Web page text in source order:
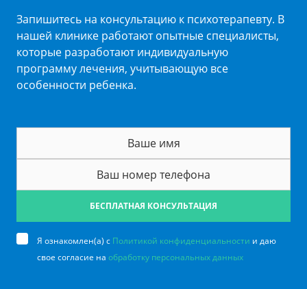
Запишитесь на консультацию к психотерапевту. В
нашей клинике работают опытные специалисты,
которые разработают индивидуальную
программу лечения, учитывающую все
особенности ребенка.
БЕСПЛАТНАЯ КОНСУЛЬТАЦИЯ
Я ознакомлен(а) с Политикой конфиденциальности и даю
свое согласие на обработку персональных данных